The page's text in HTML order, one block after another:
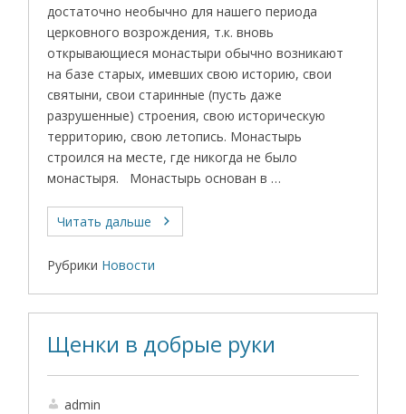
достаточно необычно для нашего периода
церковного возрождения, т.к. вновь
открывающиеся монастыри обычно возникают
на базе старых, имевших свою историю, свои
святыни, свои старинные (пусть даже
разрушенные) строения, свою историческую
территорию, свою летопись. Монастырь
строился на месте, где никогда не было
монастыря. Монастырь основан в …
Читать дальше
Рубрики Новости
Щенки в добрые руки
admin